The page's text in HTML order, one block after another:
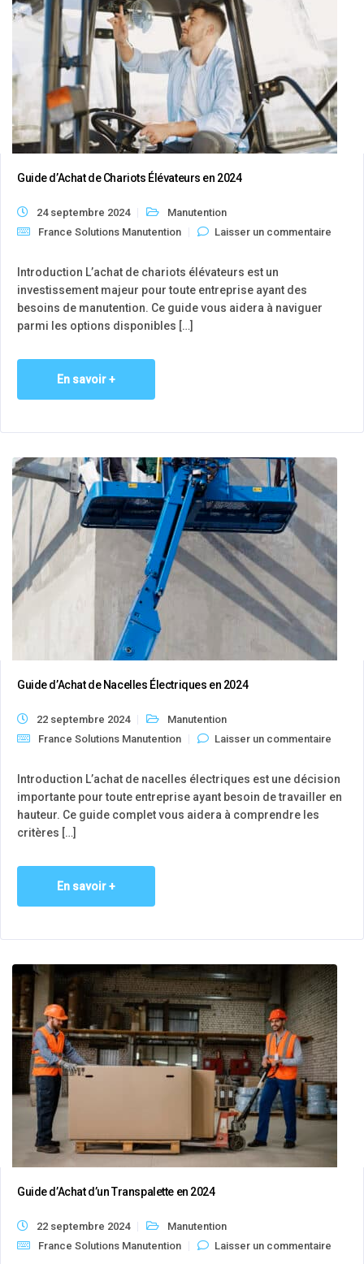
Guide d’Achat de Chariots Élévateurs en 2024
24 septembre 2024
Manutention
France Solutions Manutention
Laisser un commentaire
Introduction L’achat de chariots élévateurs est un
investissement majeur pour toute entreprise ayant des
besoins de manutention. Ce guide vous aidera à naviguer
parmi les options disponibles […]
En savoir +
Guide d’Achat de Nacelles Électriques en 2024
22 septembre 2024
Manutention
France Solutions Manutention
Laisser un commentaire
Introduction L’achat de nacelles électriques est une décision
importante pour toute entreprise ayant besoin de travailler en
hauteur. Ce guide complet vous aidera à comprendre les
critères […]
En savoir +
Guide d’Achat d’un Transpalette en 2024
22 septembre 2024
Manutention
France Solutions Manutention
Laisser un commentaire